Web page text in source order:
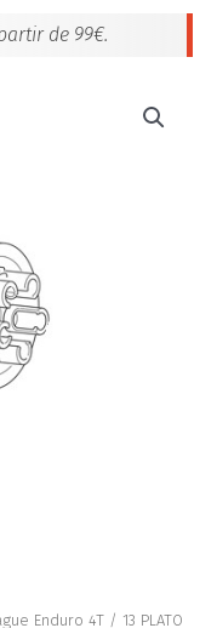
de 99€.
Enduro 4T / 13 PLATO